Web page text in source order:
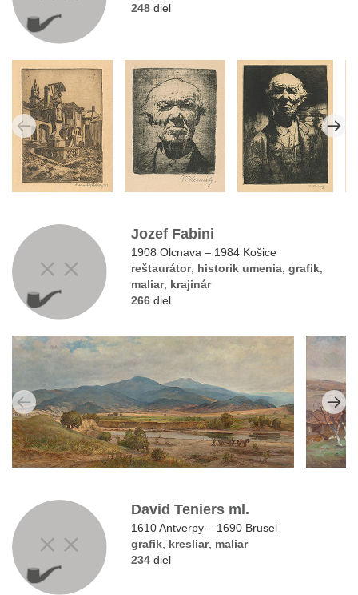
248 diel
Jozef Fabini
1908 Olcnava – 1984 Košice
reštaurátor, historik umenia ,grafik
maliar, krajinár
266 diel
David Teniers ml.
1610 Antverpy – 1690 Brusel
grafik kresliar, maliar
234 diel